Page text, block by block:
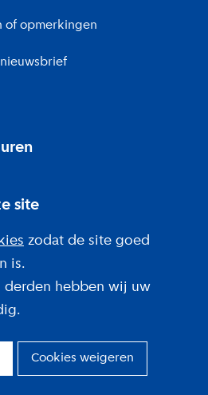
site
zodat de site goed
is.
derden hebben wij uw
Cookies weigeren
of opmerkingen